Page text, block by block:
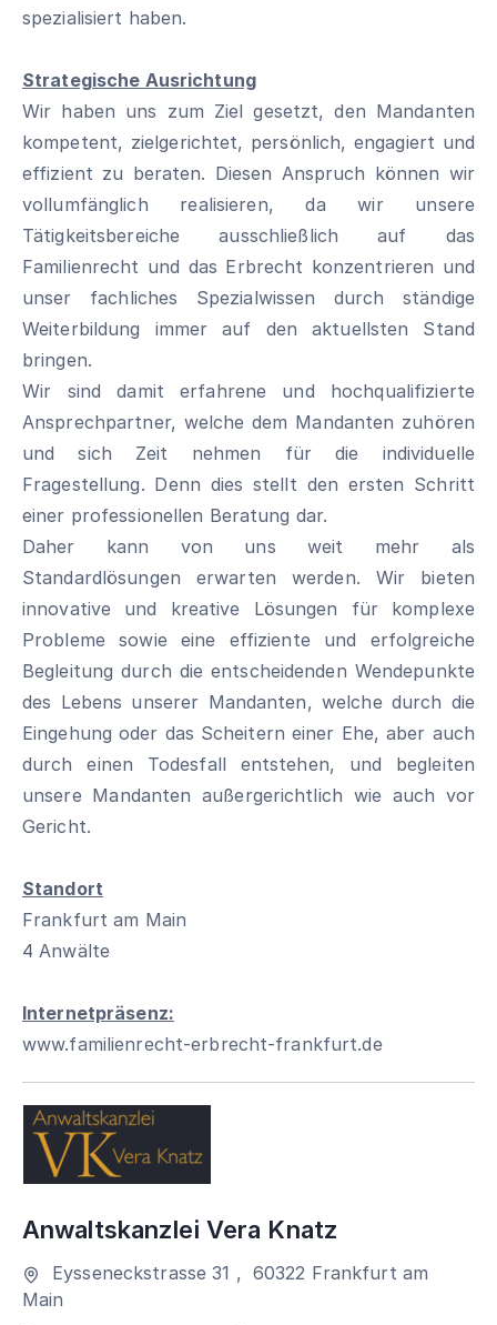
spezialisiert haben.
Strategische Ausrichtung
Wir haben uns zum Ziel gesetzt, den Mandanten
kompetent, zielgerichtet, persönlich, engagiert und
effizient zu beraten. Diesen Anspruch können wir
vollumfänglich realisieren, da wir unsere
Tätigkeitsbereiche ausschließlich auf das
Familienrecht und das Erbrecht konzentrieren und
unser fachliches Spezialwissen durch ständige
Weiterbildung immer auf den aktuellsten Stand
bringen.
Wir sind damit erfahrene und hochqualifizierte
Ansprechpartner, welche dem Mandanten zuhören
und sich Zeit nehmen für die individuelle
Fragestellung. Denn dies stellt den ersten Schritt
einer professionellen Beratung dar.
Daher kann von uns weit mehr als
Standardlösungen erwarten werden. Wir bieten
innovative und kreative Lösungen für komplexe
Probleme sowie eine effiziente und erfolgreiche
Begleitung durch die entscheidenden Wendepunkte
des Lebens unserer Mandanten, welche durch die
Eingehung oder das Scheitern einer Ehe, aber auch
durch einen Todesfall entstehen, und begleiten
unsere Mandanten außergerichtlich wie auch vor
Gericht.
Standort
Frankfurt am Main
4 Anwälte
Internetpräsenz:
www.familienrecht-erbrecht-frankfurt.de
Anwaltskanzlei Vera Knatz
Eysseneckstrasse 31 , 60322 Frankfurt am
Main